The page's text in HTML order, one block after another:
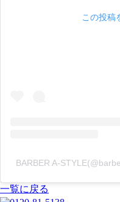
この投稿
BARBER A-
一覧に戻る